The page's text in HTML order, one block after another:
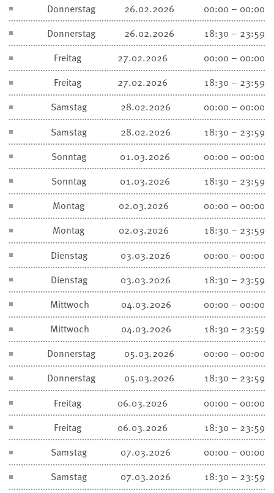
Donnerstag
26.02.2026
00:00 – 00:00
Donnerstag
26.02.2026
18:30 – 23:59
Freitag
27.02.2026
00:00 – 00:00
Freitag
27.02.2026
18:30 – 23:59
Samstag
28.02.2026
00:00 – 00:00
Samstag
28.02.2026
18:30 – 23:59
Sonntag
01.03.2026
00:00 – 00:00
Sonntag
01.03.2026
18:30 – 23:59
Montag
02.03.2026
00:00 – 00:00
Montag
02.03.2026
18:30 – 23:59
Dienstag
03.03.2026
00:00 – 00:00
Dienstag
03.03.2026
18:30 – 23:59
Mittwoch
04.03.2026
00:00 – 00:00
Mittwoch
04.03.2026
18:30 – 23:59
Donnerstag
05.03.2026
00:00 – 00:00
Donnerstag
05.03.2026
18:30 – 23:59
Freitag
06.03.2026
00:00 – 00:00
Freitag
06.03.2026
18:30 – 23:59
Samstag
07.03.2026
00:00 – 00:00
Samstag
07.03.2026
18:30 – 23:59